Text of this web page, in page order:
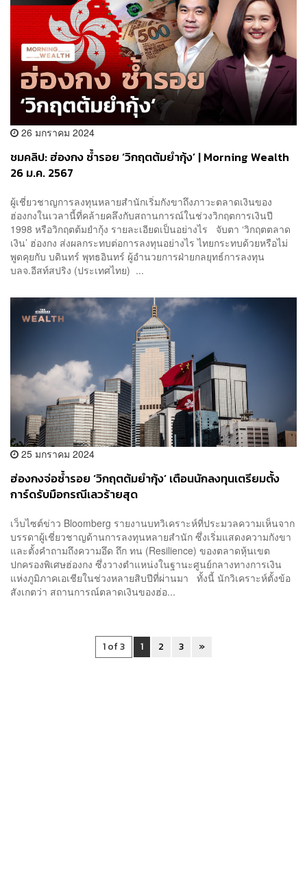
26 มกราคม 2024
ชมคลิป: ฮ่องกง ซ้ำรอย ‘วิกฤตต้มยำกุ้ง’ | Morning Wealth
26 ม.ค. 2567
ผู้เชี่ยวชาญการลงทุนหลายสำนักเริ่มกังขาถึงภาวะตลาดเงินของ
ฮ่องกงในเวลานี้ที่คล้ายคลึงกับสถานการณ์ในช่วงวิกฤตการเงินปี
1998 หรือวิกฤตต้มยำกุ้ง รายละเอียดเป็นอย่างไร จับตา ‘วิกฤตตลาด
เงิน’ ฮ่องกง ส่งผลกระทบต่อการลงทุนอย่างไร ไทยกระทบด้วยหรือไม่
พูดคุยกับ บดินทร์ พุทธอินทร์ ผู้อำนวยการฝ่ายกลยุทธ์การลงทุน
บลจ.อีสท์สปริง (ประเทศไทย) ...
25 มกราคม 2024
ฮ่องกงจ่อซ้ำรอย ‘วิกฤตต้มยำกุ้ง’ เตือนนักลงทุนเตรียมตั้ง
การ์ดรับมือกรณีเลวร้ายสุด
เว็บไซต์ข่าว Bloomberg รายงานบทวิเคราะห์ที่ประมวลความเห็นจาก
บรรดาผู้เชี่ยวชาญด้านการลงทุนหลายสำนัก ซึ่งเริ่มแสดงความกังขา
และตั้งคำถามถึงความอึด ถึก ทน (Resilience) ของตลาดหุ้นเขต
ปกครองพิเศษฮ่องกง ซึ่งวางตำแหน่งในฐานะศูนย์กลางทางการเงิน
แห่งภูมิภาคเอเชียในช่วงหลายสิบปีที่ผ่านมา ทั้งนี้ นักวิเคราะห์ตั้งข้อ
สังเกตว่า สถานการณ์ตลาดเงินของฮ่อ...
1 of 3 1 2 3 »